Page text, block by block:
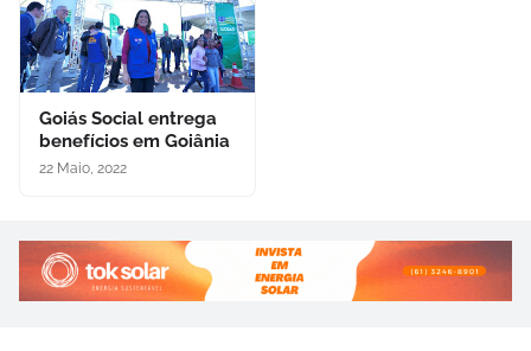
Goiás Social entrega
benefícios em Goiânia
22 Maio, 2022